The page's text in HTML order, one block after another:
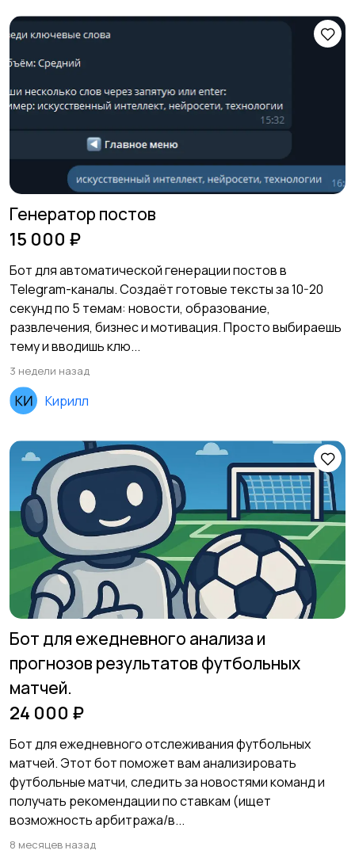
Генератор постов
15 000 ₽
Бот для автоматической генерации постов в
Telegram-каналы. Создаёт готовые тексты за 10-20
секунд по 5 темам: новости, образование,
развлечения, бизнес и мотивация. Просто выбираешь
тему и вводишь клю...
3 недели назад
Кирилл
Бот для ежедневного анализа и
прогнозов результатов футбольных
матчей.
24 000 ₽
Бот для ежедневного отслеживания футбольных
матчей. Этот бот поможет вам анализировать
футбольные матчи, следить за новостями команд и
получать рекомендации по ставкам (ищет
возможность арбитража/в...
8 месяцев назад